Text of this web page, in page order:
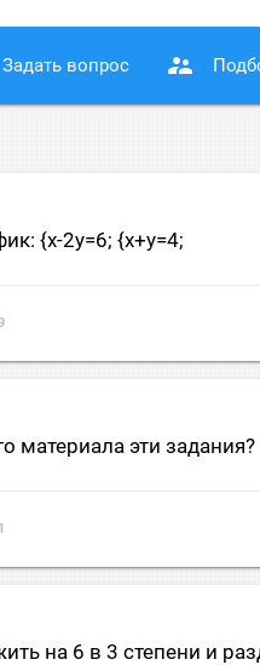
Задать вопрос supervisor_account
{x-2y=6; {x+y=4;
материала эти задания?
на 6 в 3 степени и